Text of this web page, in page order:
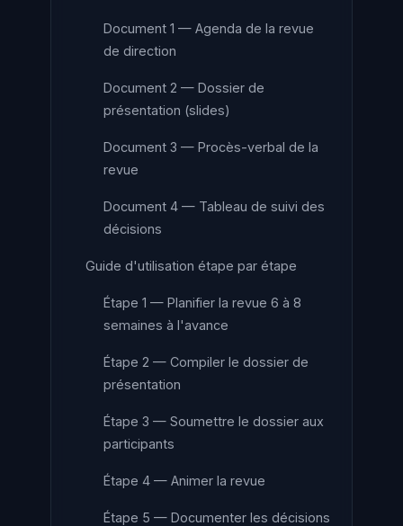
Document 1 — Agenda de la revue
de direction
Document 2 — Dossier de
présentation (slides)
Document 3 — Procès-verbal de la
revue
Document 4 — Tableau de suivi des
décisions
Guide d'utilisation étape par étape
Étape 1 — Planifier la revue 6 à 8
semaines à l'avance
Étape 2 — Compiler le dossier de
présentation
Étape 3 — Soumettre le dossier aux
participants
Étape 4 — Animer la revue
Étape 5 — Documenter les décisions